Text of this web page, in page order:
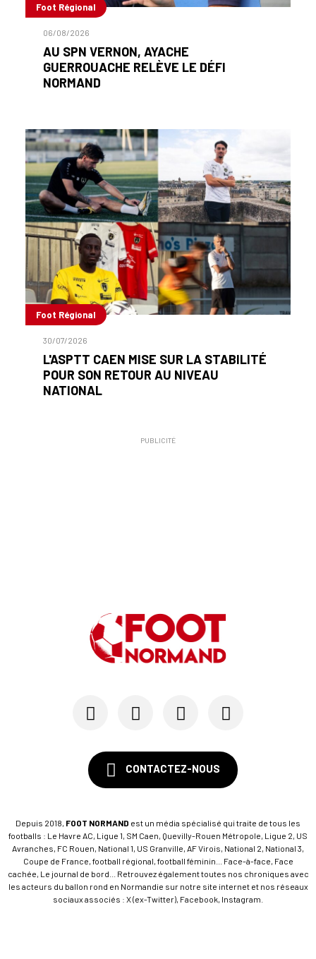
Foot Régional
06/08/2026
AU SPN VERNON, AYACHE
GUERROUACHE RELÈVE LE DÉFI
NORMAND
Foot Régional
30/07/2026
L'ASPTT CAEN MISE SUR LA STABILITÉ
POUR SON RETOUR AU NIVEAU
NATIONAL
PUBLICITÉ
CONTACTEZ-NOUS
Depuis 2018, FOOT NORMAND est un média spécialisé qui traite de tous les
footballs : Le Havre AC, Ligue 1, SM Caen, Quevilly-Rouen Métropole, Ligue 2, US
Avranches, FC Rouen, National 1, US Granville, AF Virois, National 2, National 3,
Coupe de France, football régional, football féminin... Face-à-face, Face
cachée, Le journal de bord... Retrouvez également toutes nos chroniques avec
les acteurs du ballon rond en Normandie sur notre site internet et nos réseaux
sociaux associés : X (ex-Twitter), Facebook, Instagram.